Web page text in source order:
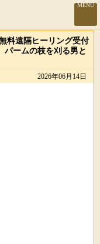
MENU
料遠隔ヒーリング受付
パームの枝を刈る男と
2026年06月14日